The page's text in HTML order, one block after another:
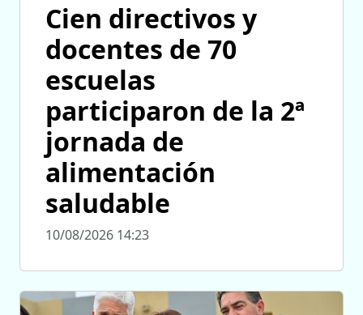
Cien directivos y
docentes de 70
escuelas
participaron de la 2ª
jornada de
alimentación
saludable
10/08/2026 14:23